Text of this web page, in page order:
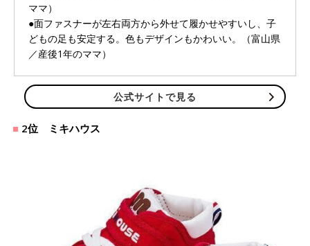
ママ）
●面ファスナーが左右両方から外せて履かせやすいし、子
どもの足も安定する。色もデザインもかわいい。（富山県
／産後1年のママ）
公式サイトで見る
2位 ミキハウス